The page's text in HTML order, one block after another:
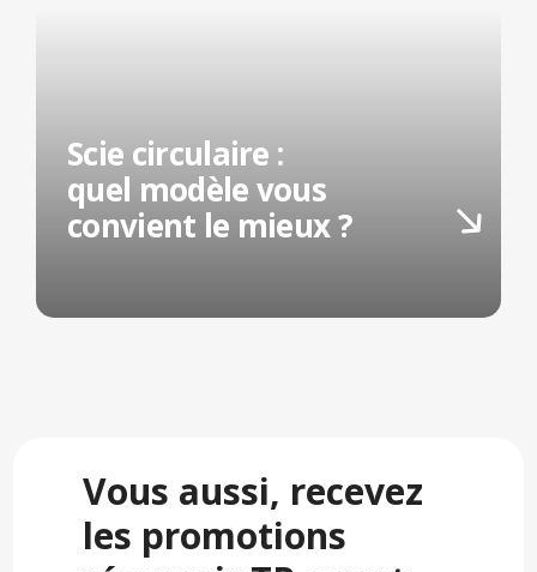
Scie circulaire :
quel modèle vous
convient le mieux ?
Vous aussi, recevez
les promotions